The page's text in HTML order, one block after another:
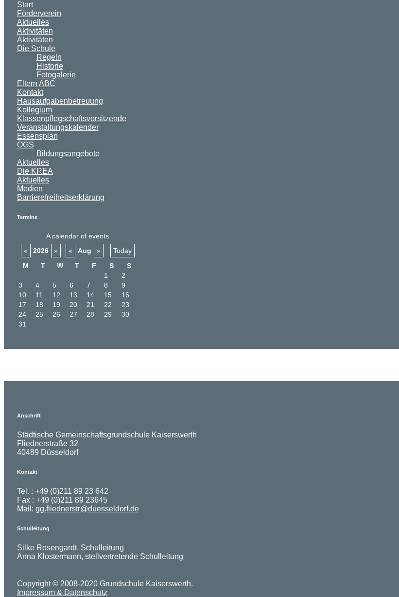
Start
Förderverein
Aktuelles
Aktivitäten
Aktivitäten
Die Schule
Regeln
Historie
Fotogalerie
Eltern ABC
Kontakt
Hausaufgabenbetreuung
Kollegium
Klassenpflegschaftsvorsitzende
Veranstaltungskalender
Essensplan
OGS
Bildungsangebote
Aktuelles
Die KREA
Aktuelles
Medien
Barrierefreiheitserklärung
Termine
A calendar of events
«
2026 » « Aug »
Today
M
T W T F S
S
1
2
3
4 5 6 7 8
9
10
11 12 13 14 15
16
17
18 19 20 21 22
23
24
25 26 27 28 29
30
31
Anschrift
Städtische Gemeinschaftsgrundschule Kaiserswerth
Fliednerstraße 32
40489 Düsseldorf
Kontakt
Tel. : +49 (0)211 89 23 642
Fax : +49 (0)211 89 23645
Mail: gg.fliednerstr@duesseldorf.de
Schulleitung
Silke Rosengardt, Schulleitung
Anna Klostermann, stellvertretende Schulleitung
Copyright © 2008-2020 Grundschule Kaiserswerth.
Impressum & Datenschutz